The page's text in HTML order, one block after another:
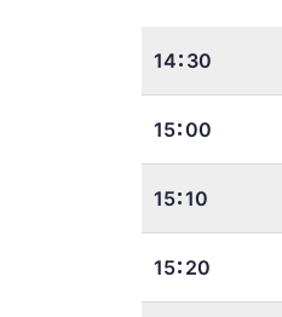
14：30
15：00
15：10
15：20